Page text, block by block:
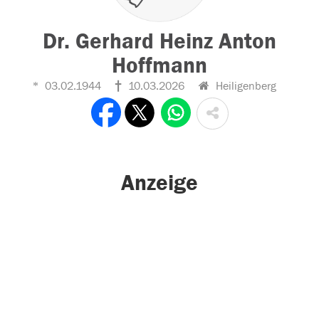
Dr. Gerhard Heinz Anton
Hoffmann
03.02.1944 10.03.2026 Heiligenberg
Anzeige